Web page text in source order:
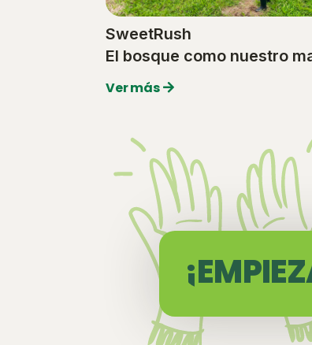
SweetRush
El bosque como nuestro
Ver más